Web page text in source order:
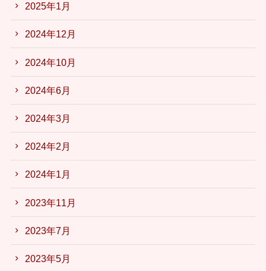
2025年1月
2024年12月
2024年10月
2024年6月
2024年3月
2024年2月
2024年1月
2023年11月
2023年7月
2023年5月